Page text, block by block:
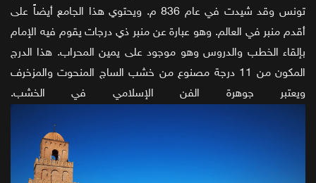
تونس وقد شيدت في عام 836 م. ويحتوي هذا الجامع أيضاً على
أقدم منبر في العالم. وهو عبارة عن منبر ذي درجات يقوم فيه الإمام
بإلقاء الخطب والدروس وهو موجود على يمين المحراب. هذا الدرج
المكون من 11 درجة مصنوع من خشب الساج المنحوت والمزخرف
ويعتبر جوهرة الفن الإسلامي في الخشب.